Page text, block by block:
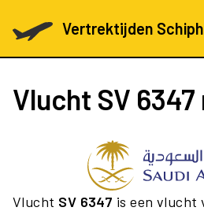
Vertrektijden
Vlucht SV 6347
Vlucht SV 6347 is een vlucht